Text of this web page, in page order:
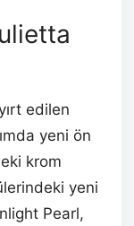
edilen
yeni ön
krom
yeni
Pearl,